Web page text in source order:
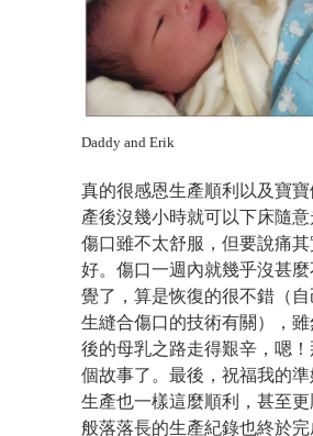
Daddy and Erik
真的很感恩生產順利以及寶寶
產後沒幾小時就可以下床隨
傷口雖不太舒服，但要說痛
好。傷口一週內就幾乎沒甚
覺了，算是恢復的很不錯（
生縫合傷口的技術有關），
後的母乳之路走得艱辛，嗯
個故事了。最後，祝福我的準
生產也一樣這麼順利，甚至
般落落長的生產紀錄也終於完